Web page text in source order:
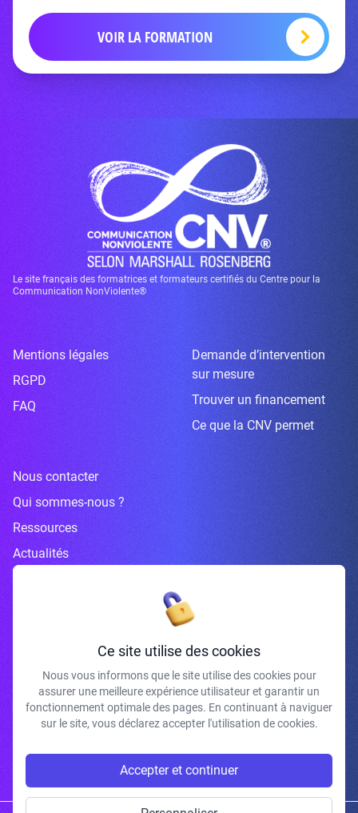
VOIR LA FORMATION
Le site français des formatrices et formateurs certifiés du Centre pour la
Communication NonViolente®
Mentions légales
RGPD
FAQ
Demande d’intervention
sur mesure
Trouver un financement
Ce que la CNV permet
Nous contacter
Qui sommes-nous ?
Ressources
Actualités
Inscrivez-vous à la newsletter
J'accepte de recevoir vos e-mails et confirme avoir pris connaissance de
votre politique de confidentialité et mentions légales.
Ce site utilise des cookies
Nous vous informons que le site utilise des cookies pour
assurer une meilleure expérience utilisateur et garantir un
fonctionnement optimale des pages. En continuant à naviguer
sur le site, vous déclarez accepter l'utilisation de cookies.
Accepter et continuer